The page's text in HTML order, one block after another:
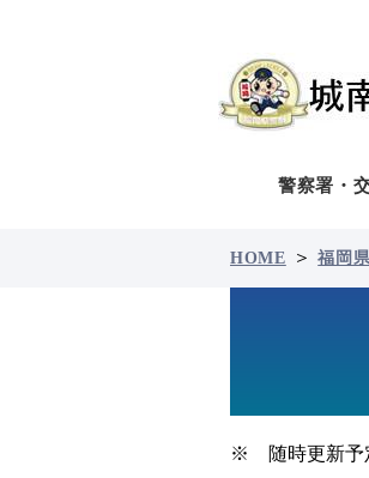
警察署・
HOME ＞福岡
※ 随時更新予